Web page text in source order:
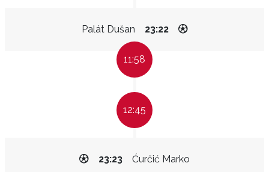
Palát Dušan 23:22
11:58
12:45
Ćurčić Marko
23:23